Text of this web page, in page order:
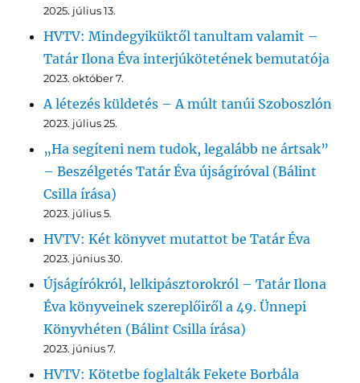
2025. július 13.
HVTV: Mindegyiküktől tanultam valamit –
Tatár Ilona Éva interjúkötetének bemutatója
2023. október 7.
A létezés küldetés – A múlt tanúi Szoboszlón
2023. július 25.
„Ha segíteni nem tudok, legalább ne ártsak”
– Beszélgetés Tatár Éva újságíróval (Bálint
Csilla írása)
2023. július 5.
HVTV: Két könyvet mutattot be Tatár Éva
2023. június 30.
Újságírókról, lelkipásztorokról – Tatár Ilona
Éva könyveinek szereplőiről a 49. Ünnepi
Könyvhéten (Bálint Csilla írása)
2023. június 7.
HVTV: Kötetbe foglalták Fekete Borbála